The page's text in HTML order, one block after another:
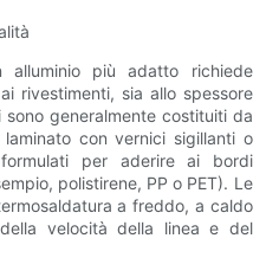
più adatto richiede
rivestimenti, sia allo spessore
generalmente costituiti da
con vernici sigillanti o
formulati per aderire ai bordi
polistirene, PP o PET). Le
a freddo, a caldo
velocità della linea e del